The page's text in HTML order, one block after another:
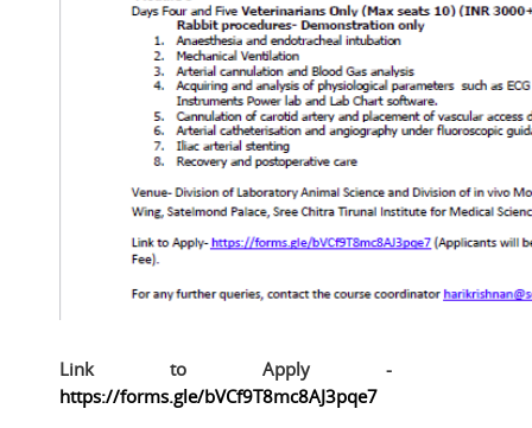
Link to Apply -
https://forms.gle/bVCf9T8mc8AJ3pqe7